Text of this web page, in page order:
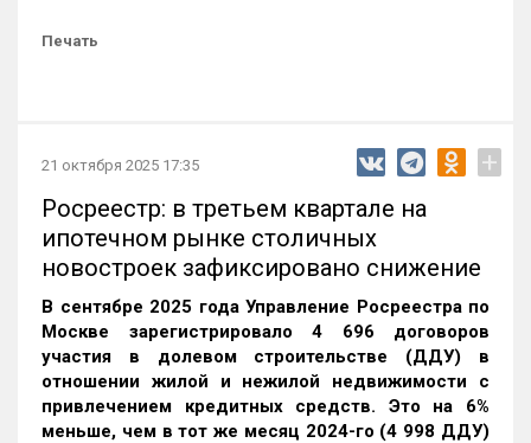
Печать
21 октября 2025 17:35 +
Росреестр: в третьем квартале на
ипотечном рынке столичных
новостроек зафиксировано снижение
В сентябре 2025 года Управление Росреестра по
Москве зарегистрировало 4 696 договоров
участия в долевом строительстве (ДДУ) в
отношении жилой и нежилой недвижимости с
привлечением кредитных средств. Это на 6%
меньше, чем в тот же месяц 2024-го (4 998 ДДУ)